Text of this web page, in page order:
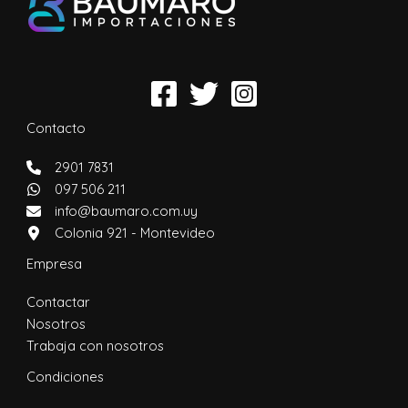
Contacto
2901 7831
097 506 211
info@baumaro.com.uy
Colonia 921 - Montevideo
Empresa
Contactar
Nosotros
Trabaja con nosotros
Condiciones